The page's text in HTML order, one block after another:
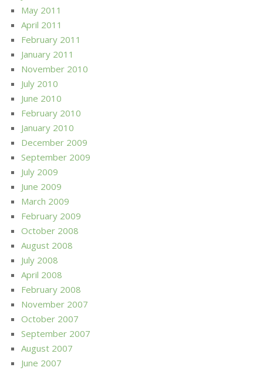
May 2011
April 2011
February 2011
January 2011
November 2010
July 2010
June 2010
February 2010
January 2010
December 2009
September 2009
July 2009
June 2009
March 2009
February 2009
October 2008
August 2008
July 2008
April 2008
February 2008
November 2007
October 2007
September 2007
August 2007
June 2007